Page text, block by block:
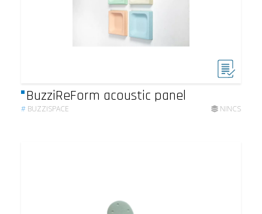
BuzziReForm acoustic panel
# BUZZISPACE NINCS